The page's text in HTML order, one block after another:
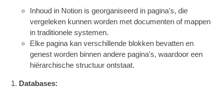
Inhoud in Notion is georganiseerd in pagina's, die
vergeleken kunnen worden met documenten of mappen
in traditionele systemen.
Elke pagina kan verschillende blokken bevatten en
genest worden binnen andere pagina's, waardoor een
hiërarchische structuur ontstaat.
Databases: